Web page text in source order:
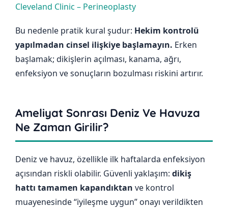
Cleveland Clinic – Perineoplasty
Bu nedenle pratik kural şudur: Hekim kontrolü
yapılmadan cinsel ilişkiye başlamayın. Erken
başlamak; dikişlerin açılması, kanama, ağrı,
enfeksiyon ve sonuçların bozulması riskini artırır.
Ameliyat Sonrası Deniz Ve Havuza
Ne Zaman Girilir?
Deniz ve havuz, özellikle ilk haftalarda enfeksiyon
açısından riskli olabilir. Güvenli yaklaşım: dikiş
hattı tamamen kapandıktan ve kontrol
muayenesinde “iyileşme uygun” onayı verildikten